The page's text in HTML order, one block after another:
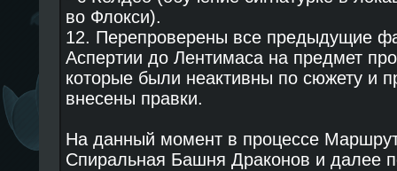
во Флокси).
12. Перепроверены все предыдущие
Аспертии до Лентимаса на предмет
которые были неактивны по сюжету и
внесены правки.
На данный момент в процессе
Спиральная Башня Драконов и далее